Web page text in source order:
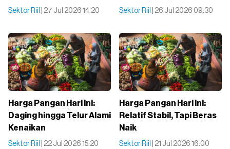
Sektor Riil | 27 Jul 2026 14:20 Sektor Riil | 26 Jul 2026 09:30
Harga Pangan Hari Ini:
Daging hingga Telur Alami
Kenaikan
Sektor Riil | 22 Jul 2026 15:20
Harga Pangan Hari Ini:
Relatif Stabil, Tapi Beras
Naik
Sektor Riil | 21 Jul 2026 16:00